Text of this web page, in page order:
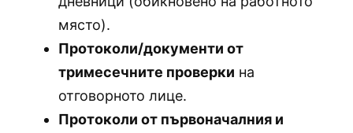
място).
Протоколи/документи от
тримесечните проверки на
отговорното лице.
Протоколи от първоначалния и